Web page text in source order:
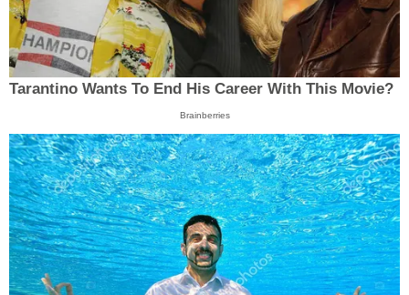
Tarantino Wants To End His Career With This Movie?
Brainberries